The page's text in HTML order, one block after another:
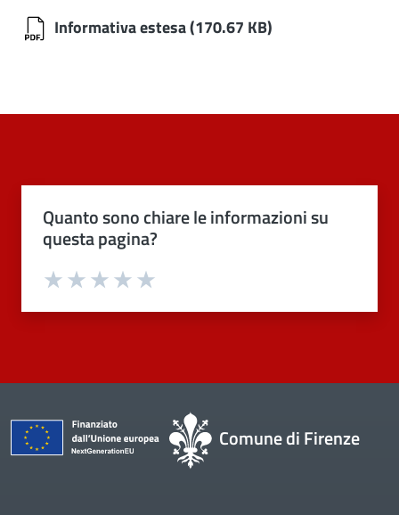
Informativa estesa(170.67 KB)
Quanto sono chiare le informazioni su
questa pagina?
Valuta 4 stelle su 5
Valuta 3 stelle su 5
Valuta 2 stelle su 5
Valuta 1 stelle su 5
Comune di Firenze